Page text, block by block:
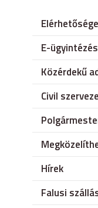
E-ügyintézés
Közérdekű
Civil
Hírek
Falusi